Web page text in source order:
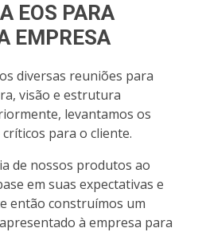
EOS PARA
EMPRESA
diversas reuniões para
visão e estrutura
levantamos os
para o cliente.
de nossos produtos ao
em suas expectativas e
então construímos um
à empresa para